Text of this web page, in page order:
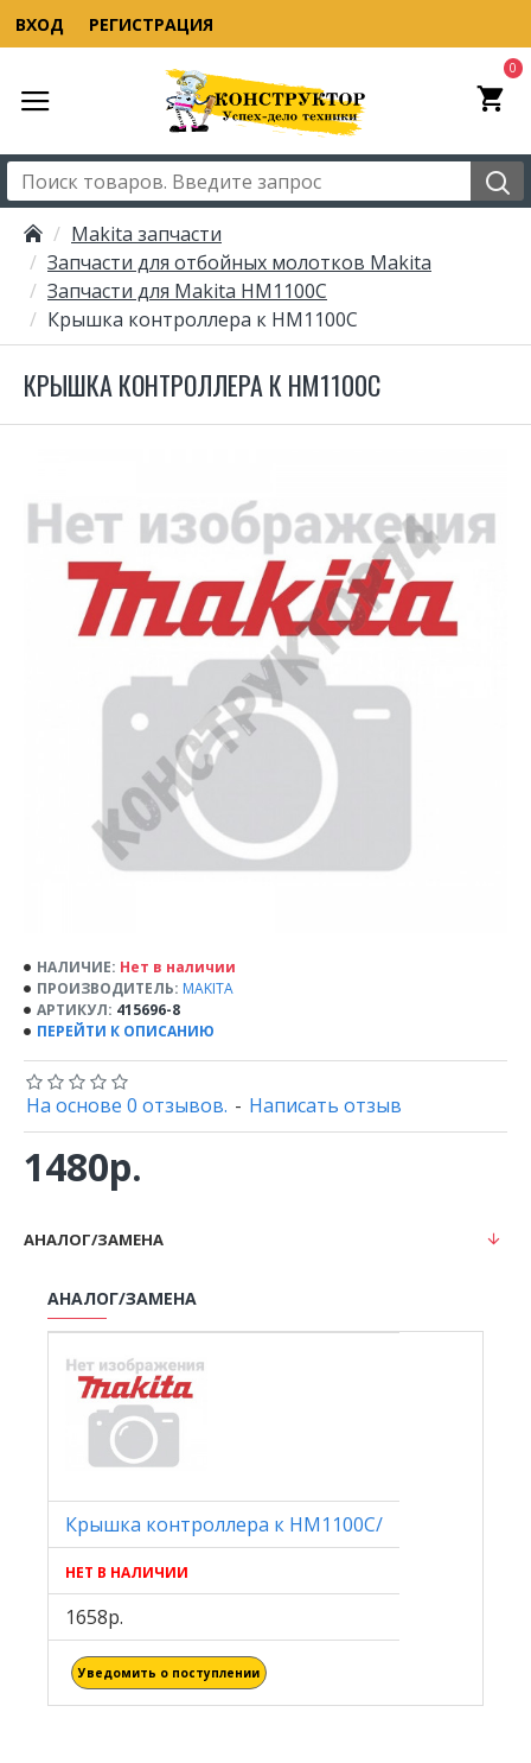
ВХОД РЕГИСТРАЦИЯ
0
Makita запчасти
Запчасти для отбойных молотков Makita
Запчасти для Makita HM1100C
Крышка контроллера к HM1100C
КРЫШКА КОНТРОЛЛЕРА К HM1100C
НАЛИЧИЕ: Нет в наличии
ПРОИЗВОДИТЕЛЬ: MAKITA
АРТИКУЛ: 415696-8
ПЕРЕЙТИ К ОПИСАНИЮ
На основе 0 отзывов. - Написать отзыв
1480р.
АНАЛОГ/ЗАМЕНА
АНАЛОГ/ЗАМЕНА
Крышка контроллера к HM1100C/
НЕТ В НАЛИЧИИ
1658р.
Уведомить о поступлении